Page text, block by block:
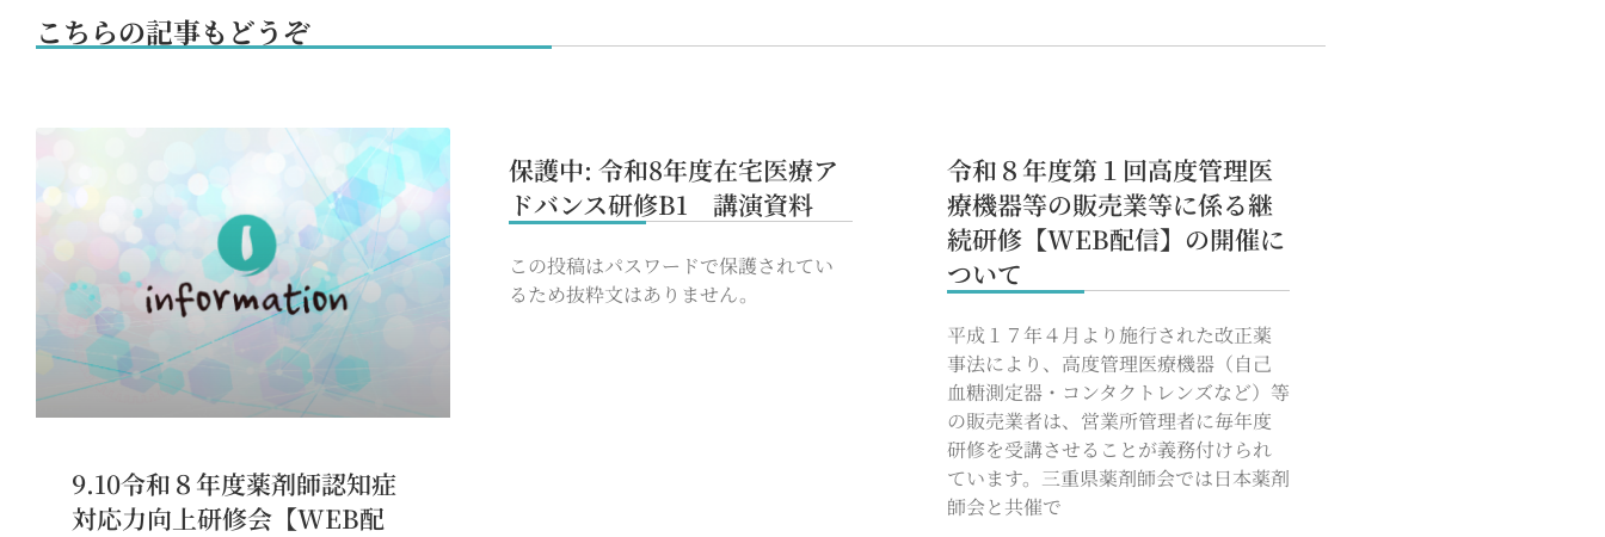
こちらの記事もどうぞ
9.10令和８年度薬剤師認知症
対応力向上研修会【WEB配
保護中: 令和8年度在宅医療ア
ドバンス研修B1 講演資料
この投稿はパスワードで保護されてい
るため抜粋文はありません。
令和８年度第１回高度管理医
療機器等の販売業等に係る継
続研修【WEB配信】の開催に
ついて
平成１７年４月より施行された改正薬
事法により、高度管理医療機器（自己
血糖測定器・コンタクトレンズなど）等
の販売業者は、営業所管理者に毎年度
研修を受講させることが義務付けられ
ています。三重県薬剤師会では日本薬剤
師会と共催で